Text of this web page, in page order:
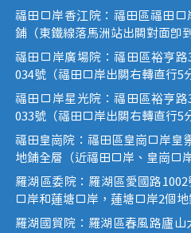
福田口岸香江院：福田區福田
鋪（東鐵線落馬洲站出關對面即到
福田口岸廣場院：福田區裕亨
034號（福田口岸出關右轉直行5
福田口岸星光院：福田區裕亨
033號（福田口岸出關右轉直行5
福田皇崗院：福田區皇崗口岸皇
地鋪全層（近福田口岸、皇崗口
羅湖區委院：羅湖區愛國路
口岸和蓮塘口岸，蓮塘口岸2個地
羅湖國貿院：羅湖區春風路廬山